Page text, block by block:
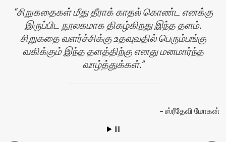
சிறுகதைகள் மீது தீராக் காதல் கொண்ட எனக்கு
இருப்பிட நூலகமாக திகழ்கிறது இந்த தளம்.
சிறுகதை வளர்ச்சிக்கு உதவுவதில் பெரும்பங்கு
வகிக்கும் இந்த தளத்திற்கு எனது மனமார்ந்த
வாழ்த்துக்கள்.
ஸ்ரீதேவி மோகன்